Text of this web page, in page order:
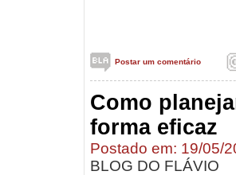
Postar um comentário
Como
forma eficaz
Postado em: 19/05/
BLOG DO FLÁVIO